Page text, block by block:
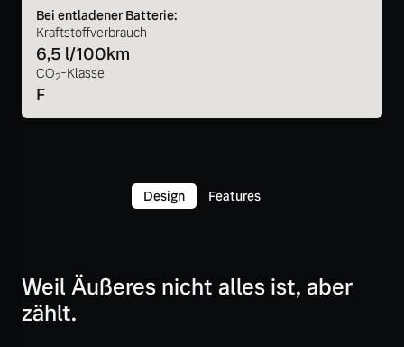
Bei entladener Batterie:
Kraftstoffverbrauch
6,5 l/100km
CO2-Klasse
F
Design Features
Weil Äußeres nicht alles ist, aber
zählt.